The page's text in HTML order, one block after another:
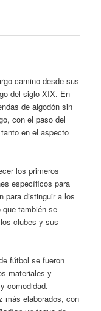
camino desde sus
del siglo XIX. En
de algodón sin
con el paso del
en el aspecto
los primeros
específicos para
para distinguir a los
que también se
clubes y sus
fútbol se fueron
materiales y
comodidad.
más elaborados, con